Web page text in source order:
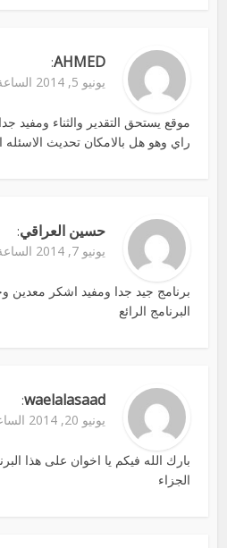
AHMED
:
يونيو 5, 2014 الساعة 5:54 م
موقع يستحق التقدير والثناء ومفيد
راي وهو هل بالامكان تحديث الاسئله
حسين العراقي:
يونيو 7, 2014 الساعة 7:26 ص
برنامج جيد جدا ومفيد اشكر معدين
البرنامج الرائع
waelalasaad
:
يونيو 20, 2014 الساعة 4:32 م
بارك الله فيكم يا اخوان على هذا
الجزاء